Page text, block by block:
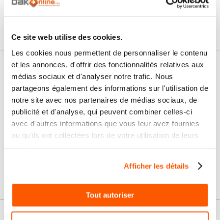
Ce site web utilise des cookies.
Les cookies nous permettent de personnaliser le contenu
et les annonces, d'offrir des fonctionnalités relatives aux
médias sociaux et d'analyser notre trafic. Nous
partageons également des informations sur l'utilisation de
notre site avec nos partenaires de médias sociaux, de
publicité et d'analyse, qui peuvent combiner celles-ci
avec d'autres informations que vous leur avez fournies
ou qu'ils ont collectées lors de votre utilisation de leurs
Afficher les détails
Tout autoriser
Connectez vous pour poser votre question
Paiement
100% sécurisé
Paiement en
3x sans frais
Livraison
24/72H